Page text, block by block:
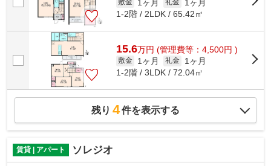
敷金 1ヶ月 礼金
1ヶ月
1-2階 / 2LDK / 65.42㎡
15.6万円 (管理費等：4,500円 )
敷金 1ヶ月 礼金
1ヶ月
1-2階 / 3LDK / 72.04㎡
残り 4件を表示する
賃貸 | アパート ソレジオ